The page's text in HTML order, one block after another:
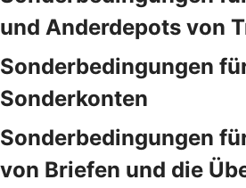
und Anderdepots von
Sonderbedingungen
Sonderkonten
Sonderbedingungen
von Briefen und die